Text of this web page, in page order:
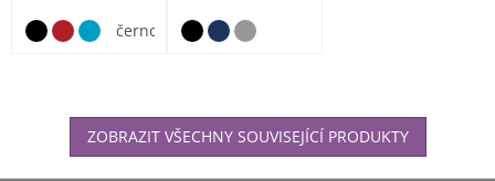
větru a...
černo_žlutá
ZOBRAZIT VŠECHNY SOUVISEJÍCÍ PRODUKTY